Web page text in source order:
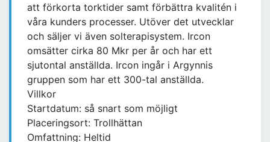
att förkorta torktider samt förbättra kvalitén i
våra kunders processer. Utöver det utvecklar
och säljer vi även solterapisystem. Ircon
omsätter cirka 80 Mkr per år och har ett
sjutontal anställda. Ircon ingår i Argynnis
gruppen som har ett 300-tal anställda.
Villkor
Startdatum: så snart som möjligt
Placeringsort: Trollhättan
Omfattning: Heltid